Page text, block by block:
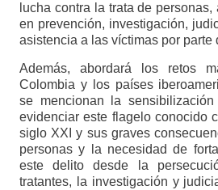
lucha contra la trata de
en prevención, investigación,
asistencia a las víctimas por parte
Además, abordará los retos
Colombia y los países
se mencionan la
evidenciar este flagelo conocido
siglo XXI y sus graves
personas y la necesidad de
este delito desde la
tratantes, la investigación y